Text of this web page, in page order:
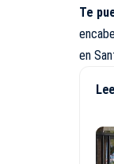
Te
en